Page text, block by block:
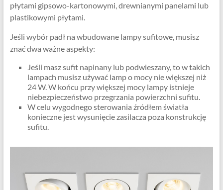
płytami gipsowo-kartonowymi, drewnianymi panelami lub
plastikowymi płytami.
Jeśli wybór padł na wbudowane lampy sufitowe, musisz
znać dwa ważne aspekty:
Jeśli masz sufit napinany lub podwieszany, to w takich
lampach musisz używać lamp o mocy nie większej niż
24 W. W końcu przy większej mocy lampy istnieje
niebezpieczeństwo przegrzania powierzchni sufitu.
W celu wygodnego sterowania źródłem światła
konieczne jest wysunięcie zasilacza poza konstrukcję
sufitu.